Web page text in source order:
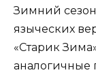
Зимний
языческих
«Старик
аналогичные